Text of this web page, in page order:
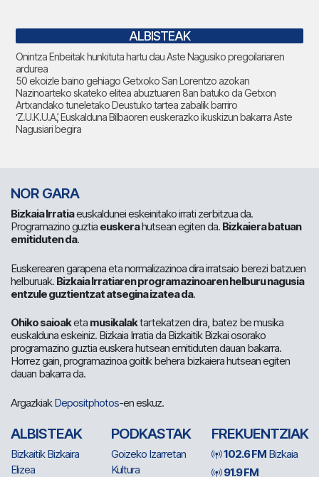
ALBISTEAK
Onintza Enbeitak hunkituta hartu dau Aste Nagusiko pregoilariaren
ardurea
50 ekoizle baino gehiago Getxoko San Lorentzo azokan
Nazinoarteko skateko elitea abuztuaren 8an batuko da Getxon
Artxandako tuneletako Deustuko tartea zabalik barriro
‘Z.U.K.U.A.’, Euskalduna Bilbaoren euskerazko ikuskizun bakarra Aste
Nagusiari begira
NOR GARA
Bizkaia Irratiaeuskaldunei eskeinitako irrati zerbitzua da.
Programazino guztia euskerahutsean egiten da. Bizkaiera batuan
emitiduten da.
Euskerearen garapena eta normalizazinoa dira irratsaio berezi batzuen
helburuak. Bizkaia Irratiaren programazinoaren helburu nagusia
entzule guztientzat atsegina izatea da.
Ohiko saioaketa musikalaktartekatzen dira, batez be musika
euskalduna eskeiniz. Bizkaia Irratia da Bizkaitik Bizkai osorako
programazino guztia euskera hutsean emitiduten dauan bakarra.
Horrez gain, programazinoa goitik behera bizkaiera hutsean egiten
dauan bakarra da.
ArgazkiakDepositphotos-en eskuz.
ALBISTEAK
Bizkaitik Bizkaira
Elizea
PODKASTAK
Goizeko Izarretan
Kultura
FREKUENTZIAK
102.6 FM Bizkaia
91.9 FM